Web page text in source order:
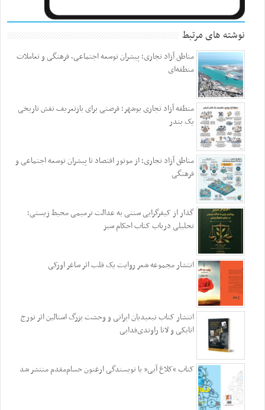
نوشته های مرتبط
مناطق آزاد تجاری؛ پیشران توسعه اجتماعی، فرهنگی و تعاملات
منطقه‌ای
منطقه آزاد تجاری بوشهر؛ فرصتی برای بازتعریف نقش تاریخی
یک بندر
مناطق آزاد تجاری؛ از موتور اقتصاد تا پیشران توسعه اجتماعی و
فرهنگی
گذار از کیفرگرایی سنتی به عدالت ترمیمی محیط‌ زیستی؛
تحلیلی درباب کتاب احکام سبز
انتشار مجموعه شعر روایت یک قلب اثر ساغر اورکی
انتشار کتاب تبعیدیان ایرانی و وحشت بزرگ استالین اثر تورج
اتابکی و لانا راوندی‌فدایی
کتاب “کلاغ آبی” با نویسندگی ارغنون حسام‌مقدم منتشر شد